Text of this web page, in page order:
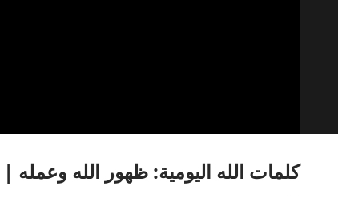
كلمات الله اليومية: ظهور الله وعمله |